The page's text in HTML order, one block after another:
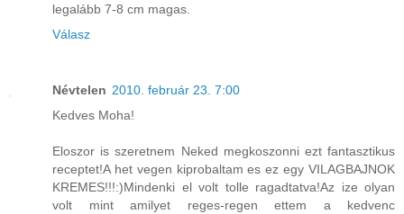
legalább 7-8 cm magas.
Válasz
Névtelen 2010. február 23. 7:00
Kedves Moha!
Eloszor is szeretnem Neked megkoszonni ezt fantasztikus
receptet!A het vegen kiprobaltam es ez egy VILAGBAJNOK
KREMES!!!:)Mindenki el volt tolle ragadtatva!Az ize olyan
volt mint amilyet reges-regen ettem a kedvenc